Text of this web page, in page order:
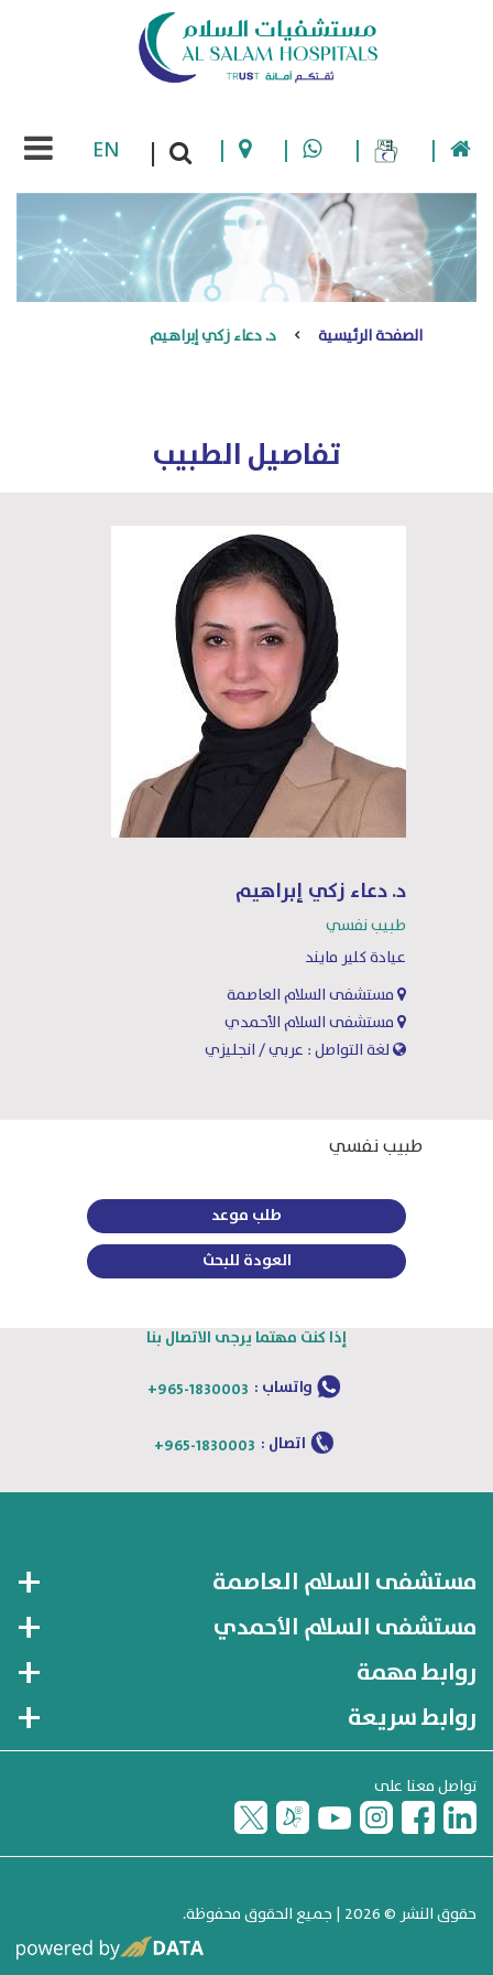
|
|
|
|
|
EN
الصفحة الرئيسية د. دعاء زكي إبراهيم
تفاصيل الطبيب
د. دعاء زكي إبراهيم
طبيب نفسي
عيادة كلير مايند
مستشفى السلام العاصمة
مستشفى السلام الأحمدي
لغة التواصل : عربي / انجليزي
طبيب نفسي
طلب موعد
العودة للبحث
إذا كنت مهتما يرجى الاتصال بنا
واتساب : +965-1830003
اتصال : +965-1830003
مستشفى السلام العاصمة
مستشفى السلام الأحمدي
روابط مهمة
روابط سريعة
تواصل معنا على
حقوق النشر © 2026 | جميع الحقوق محفوظة.